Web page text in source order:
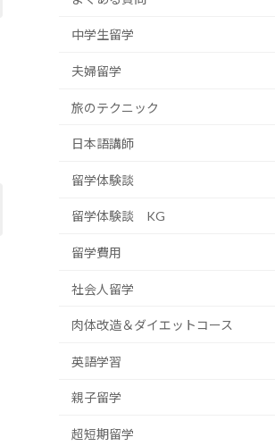
中学生留学
夫婦留学
旅のテクニック
日本語講師
留学体験談
留学体験談 KG
留学費用
社会人留学
肉体改造＆ダイエットコース
英語学習
親子留学
超短期留学